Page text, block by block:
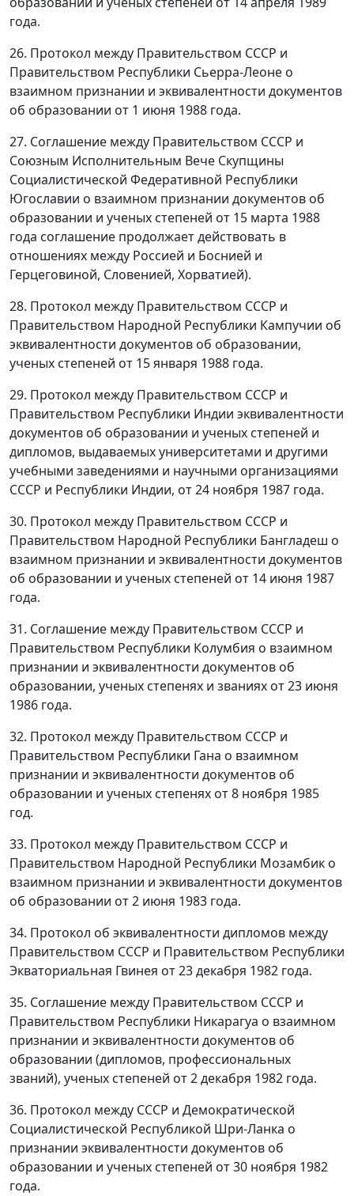
года.
26. Протокол между Правительством СССР и
Правительством Республики Сьерра-Леоне о
взаимном признании и эквивалентности документов
об образовании от 1 июня 1988 года.
27. Соглашение между Правительством СССР и
Союзным Исполнительным Вече Скупщины
Социалистической Федеративной Республики
Югославии о взаимном признании документов об
образовании и ученых степеней от 15 марта 1988
года соглашение продолжает действовать в
отношениях между Россией и Боснией и
Герцеговиной, Словенией, Хорватией).
28. Протокол между Правительством СССР и
Правительством Народной Республики Кампучии об
эквивалентности документов об образовании,
ученых степеней от 15 января 1988 года.
29. Протокол между Правительством СССР и
Правительством Республики Индии эквивалентности
документов об образовании и ученых степеней и
дипломов, выдаваемых университетами и другими
учебными заведениями и научными организациями
СССР и Республики Индии, от 24 ноября 1987 года.
30. Протокол между Правительством СССР и
Правительством Народной Республики Бангладеш о
взаимном признании и эквивалентности документов
об образовании и ученых степеней от 14 июня 1987
года.
31. Соглашение между Правительством СССР и
Правительством Республики Колумбия о взаимном
признании и эквивалентности документов об
образовании, ученых степенях и званиях от 23 июня
1986 года.
32. Протокол между Правительством СССР и
Правительством Республики Гана о взаимном
признании и эквивалентности документов об
образовании и ученых степенях от 8 ноября 1985
год.
33. Протокол между Правительством СССР и
Правительством Народной Республики Мозамбик о
взаимном признании и эквивалентности документов
об образовании от 2 июня 1983 года.
34. Протокол об эквивалентности дипломов между
Правительством СССР и Правительством Республики
Экваториальная Гвинея от 23 декабря 1982 года.
35. Соглашение между Правительством СССР и
Правительством Республики Никарагуа о взаимном
признании и эквивалентности документов об
образовании (дипломов, профессиональных
званий), ученых степеней от 2 декабря 1982 года.
36. Протокол между СССР и Демократической
Социалистической Республикой Шри-Ланка о
признании эквивалентности документов об
образовании и ученых степеней от 30 ноября 1982
года.